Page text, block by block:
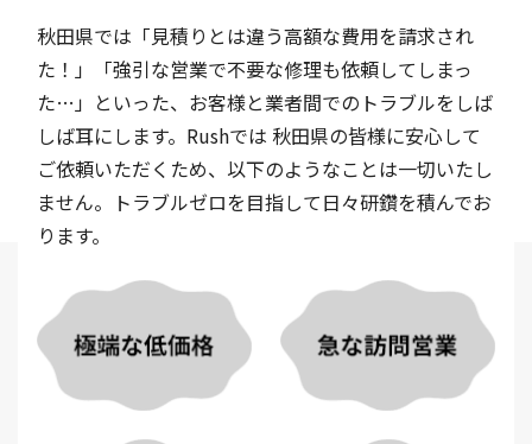
秋田県では「見積りとは違う高額な費用を請求され
た！」「強引な営業で不要な修理も依頼してしまっ
た…」といった、お客様と業者間でのトラブルをしば
しば耳にします。Rushでは 秋田県の皆様に安心して
ご依頼いただくため、以下のようなことは一切いたし
ません。トラブルゼロを目指して日々研鑽を積んでお
ります。